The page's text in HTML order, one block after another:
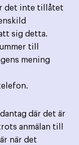
det inte tillåtet
sig detta.
till
mening
där det är
anmälan till
när det